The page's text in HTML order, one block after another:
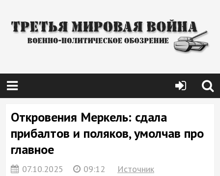
Откровения Меркель: сдала
прибалтов и поляков, умолчав про
главное
07.10.2025 09:12 Источник